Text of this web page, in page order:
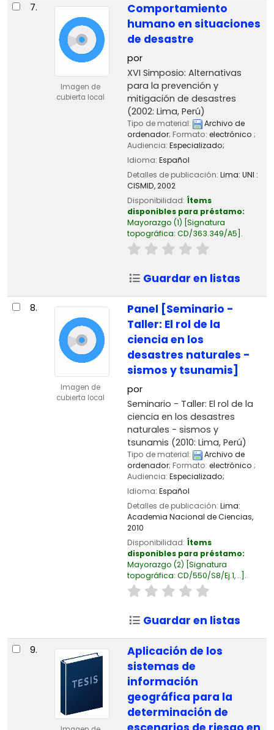
7.
Imagen de
cubierta local
Comportamiento
humano en situaciones
de desastre
por
XVI Simposio: Alternativas
para la prevención y
mitigación de desastres
(2002: Lima, Perú)
Tipo de material:
Archivo de
ordenador; Formato: electrónico ;
Audiencia: Especializado;
Idioma: Español
Detalles de publicación: Lima: UNI :
CISMID,2002
Disponibilidad: Ítems
disponibles para préstamo:
Mayorazgo (1) Signatura
topográfica: CD/363.349/A5 .
Guardar en listas
8.
Imagen de
cubierta local
Panel [Seminario -
Taller: El rol de la
ciencia en los
desastres naturales -
sismos y tsunamis]
por
Seminario - Taller: El rol de la
ciencia en los desastres
naturales - sismos y
tsunamis (2010: Lima, Perú)
Tipo de material:
Archivo de
ordenador; Formato: electrónico ;
Audiencia: Especializado;
Idioma: Español
Detalles de publicación: Lima:
Academia Nacional de Ciencias,
2010
Disponibilidad: Ítems
disponibles para préstamo:
Mayorazgo (2) Signatura
topográfica: CD/550/S8/Ej.1, .. .
Guardar en listas
9.
Aplicación de los
sistemas de
información
geográfica para la
determinación de